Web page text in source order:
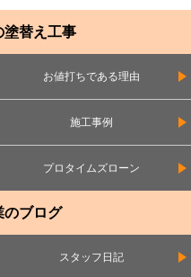
塗替え工事
お値打ちである理由
施工事例
プロタイムズローン
のブログ
スタッフ日記